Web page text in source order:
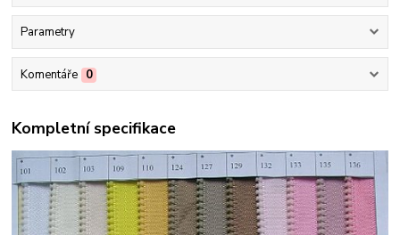
Parametry
Komentáře 0
Kompletní specifikace